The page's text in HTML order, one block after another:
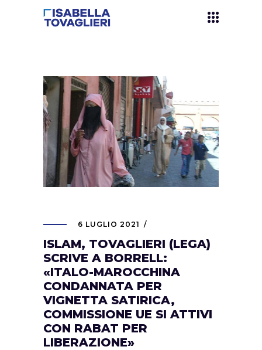
6 LUGLIO 2021
ISLAM, TOVAGLIERI (LEGA)
SCRIVE A BORRELL:
«ITALO-MAROCCHINA
CONDANNATA PER
VIGNETTA SATIRICA,
COMMISSIONE UE SI ATTIVI
CON RABAT PER
LIBERAZIONE»